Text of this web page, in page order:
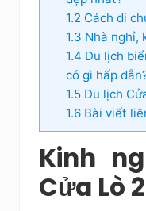
1.2 Cách di
1.3 Nhà nghỉ,
1.4 Du lịch
có gì hấp
1.5Du lịch
1.6Bài viết
Kinh
Cửa Lò